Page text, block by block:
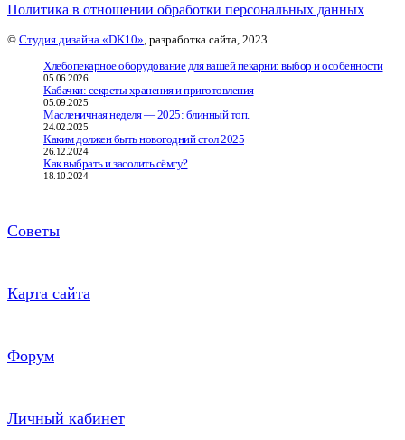
Политика в отношении обработки персональных данных
© Студия дизайна «DK10» , разработка сайта, 2023
Хлебопекарное оборудование для вашей пекарни: выбор и особенности
05.06.2026
Кабачки: секреты хранения и приготовления
05.09.2025
Масленичная неделя — 2025: блинный топ.
24.02.2025
Каким должен быть новогодний стол 2025
26.12.2024
Как выбрать и засолить сёмгу?
18.10.2024
Советы
Карта сайта
Форум
Личный кабинет